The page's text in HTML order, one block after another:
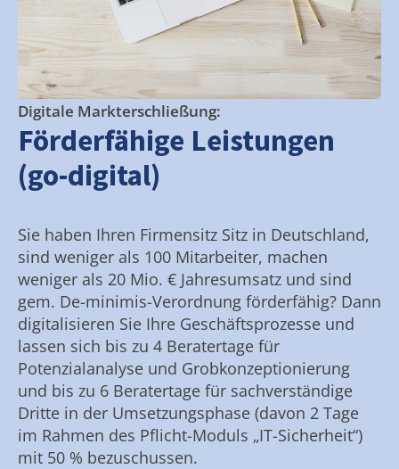
Digitale Markterschließung:
Förderfähige Leistungen
(go-digital)
Sie haben Ihren Firmensitz Sitz in Deutschland,
sind weniger als 100 Mitarbeiter, machen
weniger als 20 Mio. € Jahresumsatz und sind
gem. De-minimis-Verordnung förderfähig? Dann
digitalisieren Sie Ihre Geschäftsprozesse und
lassen sich bis zu 4 Beratertage für
Potenzialanalyse und Grobkonzeptionierung
und bis zu 6 Beratertage für sachverständige
Dritte in der Umsetzungsphase (davon 2 Tage
im Rahmen des Pflicht-Moduls „IT-Sicherheit“)
mit 50 % bezuschussen.